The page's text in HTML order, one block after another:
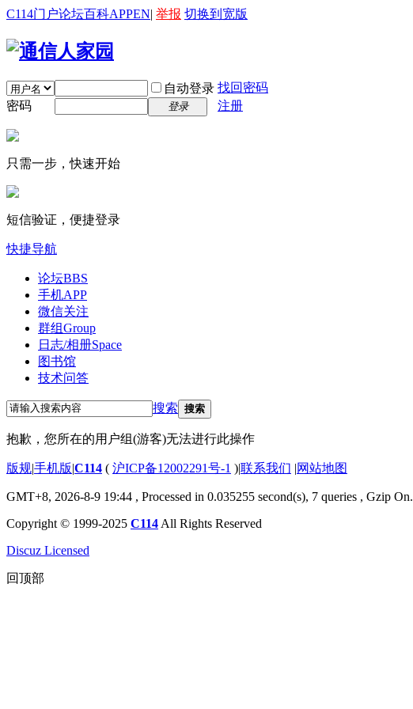
C114门户论坛百科APPEN| 举报 切换到宽版
自动登录 找回密码
密码
登录 注册
只需一步，快速开始
短信验证，便捷登录
快捷导航
论坛BBS
手机APP
微信关注
群组Group
日志/相册Space
图书馆
技术问答
搜索 搜索
抱歉，您所在的用户组(游客)无法进行此操作
版规|手机版|C114 ( 沪ICP备12002291号-1 )|联系我们 |网站地图
GMT+8, 2026-8-9 19:44 , Processed in 0.035255 second(s), 7 queries , Gzip On.
Copyright © 1999-2025 C114 All Rights Reserved
Discuz Licensed
回顶部